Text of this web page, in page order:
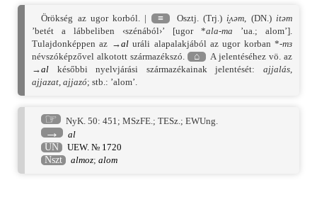
Örökség az ugor korból. | ≡ Osztj. (Trj.)i̮ʌəm, (DN.)itəm
’betét a lábbeliben ‹szénából›’ [ugor *ala-ma ’ua.; alom’].
Tulajdonképpen az →aluráli alapalakjából az ugor korban *-mɜ
névszóképzővel alkotott származékszó.
⌂
A jelentéséhez vö. az
→al későbbi nyelvjárási származékainak jelentését: ajjalás,
ajjazat, ajjazó; stb.: ’alom’.
☞ NyK. 50: 451;MSzFE.;TESz.;EWUng.
→
al
UN
UEW. № 1720
Nszt
almoz;alom